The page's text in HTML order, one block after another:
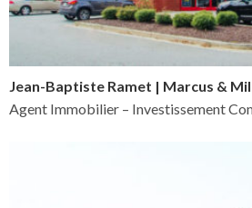
Jean-Baptiste Ramet | Marcus &
Agent Immobilier – Investissement